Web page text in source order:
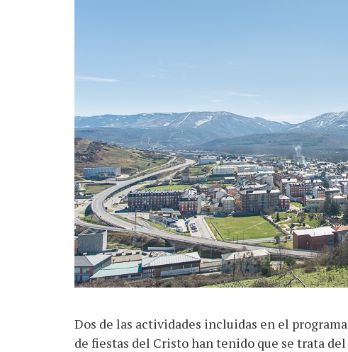
Dos de las actividades incluidas en el programa
de fiestas del Cristo han tenido que se trata del